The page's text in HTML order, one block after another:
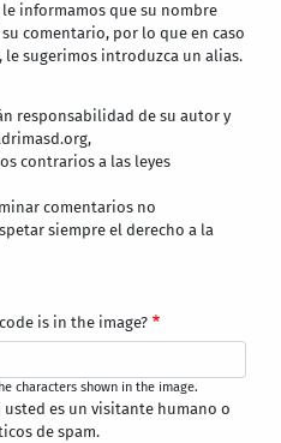
informamos que su nombre
comentario, por lo que en caso
sugerimos introduzca un alias.
responsabilidad de su autor y
contrarios a las leyes
comentarios no
siempre el derecho a la
is in the image?
characters shown in the image.
es un visitante humano o
de spam.